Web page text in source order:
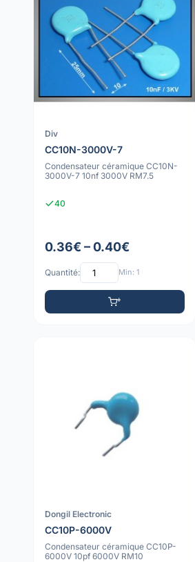
Div
CC10N-3000V-7
Condensateur céramique CC10N-
3000V-7 10nf 3000V RM7.5
40
0.36€ – 0.40€
Quantité: Min: 1
Dongil Electronic
CC10P-6000V
Condensateur céramique CC10P-
6000V 10pf 6000V RM10